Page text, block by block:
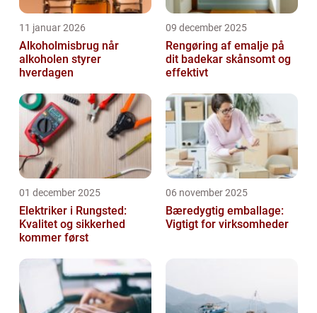
11 januar 2026
Alkoholmisbrug når
alkoholen styrer
hverdagen
09 december 2025
Rengøring af emalje på
dit badekar skånsomt og
effektivt
01 december 2025
Elektriker i Rungsted:
Kvalitet og sikkerhed
kommer først
06 november 2025
Bæredygtig emballage:
Vigtigt for virksomheder